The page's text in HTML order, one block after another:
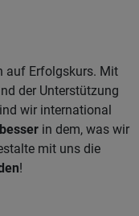
auf Erfolgskurs. Mit
der Unterstützung
wir international
in dem, was wir
mit uns die
!